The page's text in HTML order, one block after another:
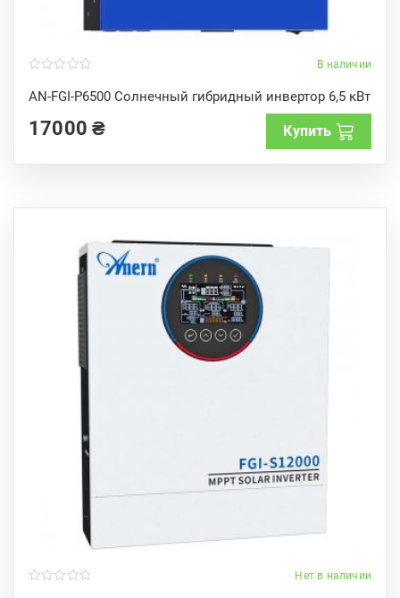
В наличии
AN-FGI-P6500 Солнечный гибридный инвертор 6,5 кВт
o
u
o
17000₴ Купить
Нет в наличии